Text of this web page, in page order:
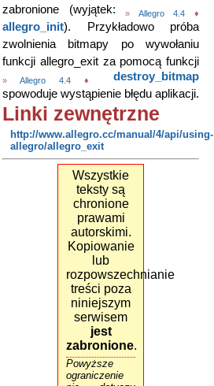
zabronione (wyjątek:» Allegro 4.4 ♦
allegro_init). Przykładowo próba
zwolnienia bitmapy po wywołaniu
funkcji allegro_exit za pomocą funkcji
» Allegro 4.4 ♦ destroy_bitmap
spowoduje wystąpienie błędu aplikacji.
Linki zewnętrzne
http://www.allegro.cc/manual/4/api/using-
allegro/allegro_exit
Wszystkie
teksty są
chronione
prawami
autorskimi.
Kopiowanie
lub
rozpowszechnianie
treści poza
niniejszym
serwisem
jest
zabronione.
Powyższe
ograniczenie